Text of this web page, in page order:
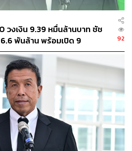
วยเตี๋ยว ก็ไม่มีเวลา ผมเข้าใจเด็ก
เกียจ ผมเคยเป็นมาก่อน เวลาที่ผม
ไปถามใคร ไปถามแม่แม่ก็ตอบไม่
เราก็ไม่ทำ
ลงโทษในสมัยนั้น จนแม่ไปฝากไว้
กัน แล้วแกก็บอกผมว่า ที่คุณทำไม่
ฝึกฝน ทำไมถึงปล่อยความไม่รู้เอา
กฝน และชอบวิชาคณิตศาสตร์
วงเงิน 9.39 หมื่นล้านบาท ชัช
พันล้าน พร้อมเปิด 9
92